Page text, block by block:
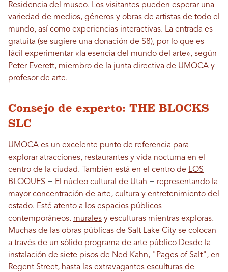
Residencia del museo. Los visitantes pueden esperar una
variedad de medios, géneros y obras de artistas de todo el
mundo, así como experiencias interactivas. La entrada es
gratuita (se sugiere una donación de $8), por lo que es
fácil experimentar «la esencia del mundo del arte», según
Peter Everett, miembro de la junta directiva de UMOCA y
profesor de arte.
Consejo de experto: THE BLOCKS
SLC
UMOCA es un excelente punto de referencia para
explorar atracciones, restaurantes y vida nocturna en el
centro de la ciudad. También está en el centro de LOS
BLOQUES — El núcleo cultural de Utah — representando la
mayor concentración de arte, cultura y entretenimiento del
estado. Esté atento a los espacios públicos
contemporáneos. murales y esculturas mientras exploras.
Muchas de las obras públicas de Salt Lake City se colocan
a través de un sólido programa de arte público Desde la
instalación de siete pisos de Ned Kahn, "Pages of Salt", en
Regent Street, hasta las extravagantes esculturas de